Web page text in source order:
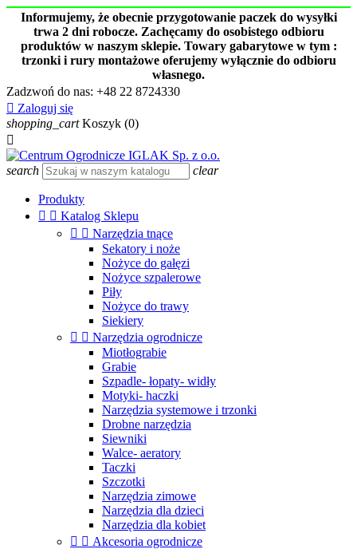
Informujemy, że obecnie przygotowanie paczek do wysyłki
trwa 2 dni robocze. Zachęcamy do osobistego odbioru
produktów w naszym sklepie. Towary gabarytowe w tym :
trzonki i rury montażowe oferujemy wyłącznie do odbioru
własnego.
Zadzwoń do nas: +48 22 8724330
 Zaloguj się
shopping_cart Koszyk (0)

search clear
Produkty
  Katalog Sklepu
  Narzędzia tnące
Sekatory i noże
Nożyce do gałęzi
Nożyce szpalerowe
Piły
Nożyce do trawy
Siekiery
  Narzędzia ogrodnicze
Miotłograbie
Grabie
Szpadle- łopaty- widły
Motyki- haczki
Narzędzia systemowe i trzonki
Drobne narzędzia
Siewniki
Walce- aeratory
Taczki
Szczotki
Narzędzia zimowe
Narzędzia dla dzieci
Narzędzia dla kobiet
  Akcesoria ogrodnicze